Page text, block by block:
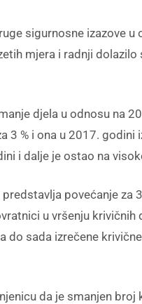
sigurnosne izazove
mjera i radnji
djela u odnosu na
% i ona u 2017. godini
i dalje je ostao na
povećanje za
u vršenju krivičnih
sada izrečene
da je smanjen